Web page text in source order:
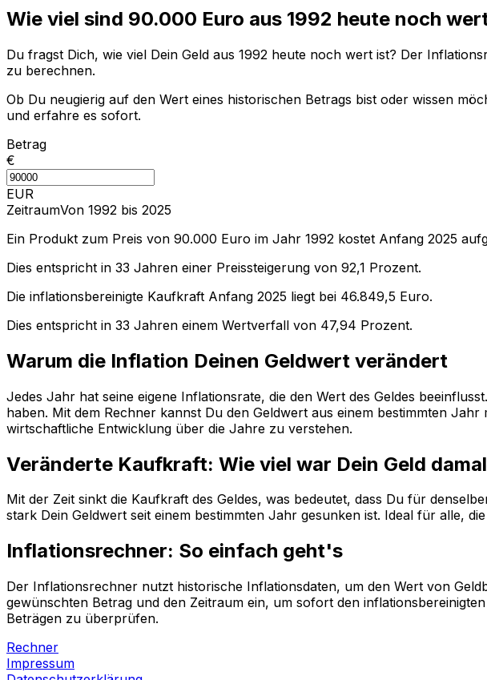
Wie viel sind 90.000 Euro aus 1992 heute noch
Du fragst Dich, wie viel Dein Geld aus 1992 heute noch wert ist? Der
zu berechnen.
Ob Du neugierig auf den Wert eines historischen Betrags bist oder wissen
und erfahre es sofort.
Betrag
€
EUR
ZeitraumVon 1992 bis 2025
Ein Produkt zum Preis von 90.000 Euro im Jahr 1992 kostet Anfang 2025
Dies entspricht in 33 Jahren einer Preissteigerung von 92,1 Prozent.
Die inflationsbereinigte Kaufkraft Anfang 2025 liegt bei 46.849,5 Euro.
Dies entspricht in 33 Jahren einem Wertverfall von 47,94 Prozent.
Warum die Inflation Deinen Geldwert verändert
Jedes Jahr hat seine eigene Inflationsrate, die den Wert des Geldes
haben. Mit dem Rechner kannst Du den Geldwert aus einem bestimmten
wirtschaftliche Entwicklung über die Jahre zu verstehen.
Veränderte Kaufkraft: Wie viel war Dein Geld
Mit der Zeit sinkt die Kaufkraft des Geldes, was bedeutet, dass Du für
stark Dein Geldwert seit einem bestimmten Jahr gesunken ist. Ideal für alle,
Inflationsrechner: So einfach geht's
Der Inflationsrechner nutzt historische Inflationsdaten, um den Wert von
gewünschten Betrag und den Zeitraum ein, um sofort den
Beträgen zu überprüfen.
Rechner
Impressum